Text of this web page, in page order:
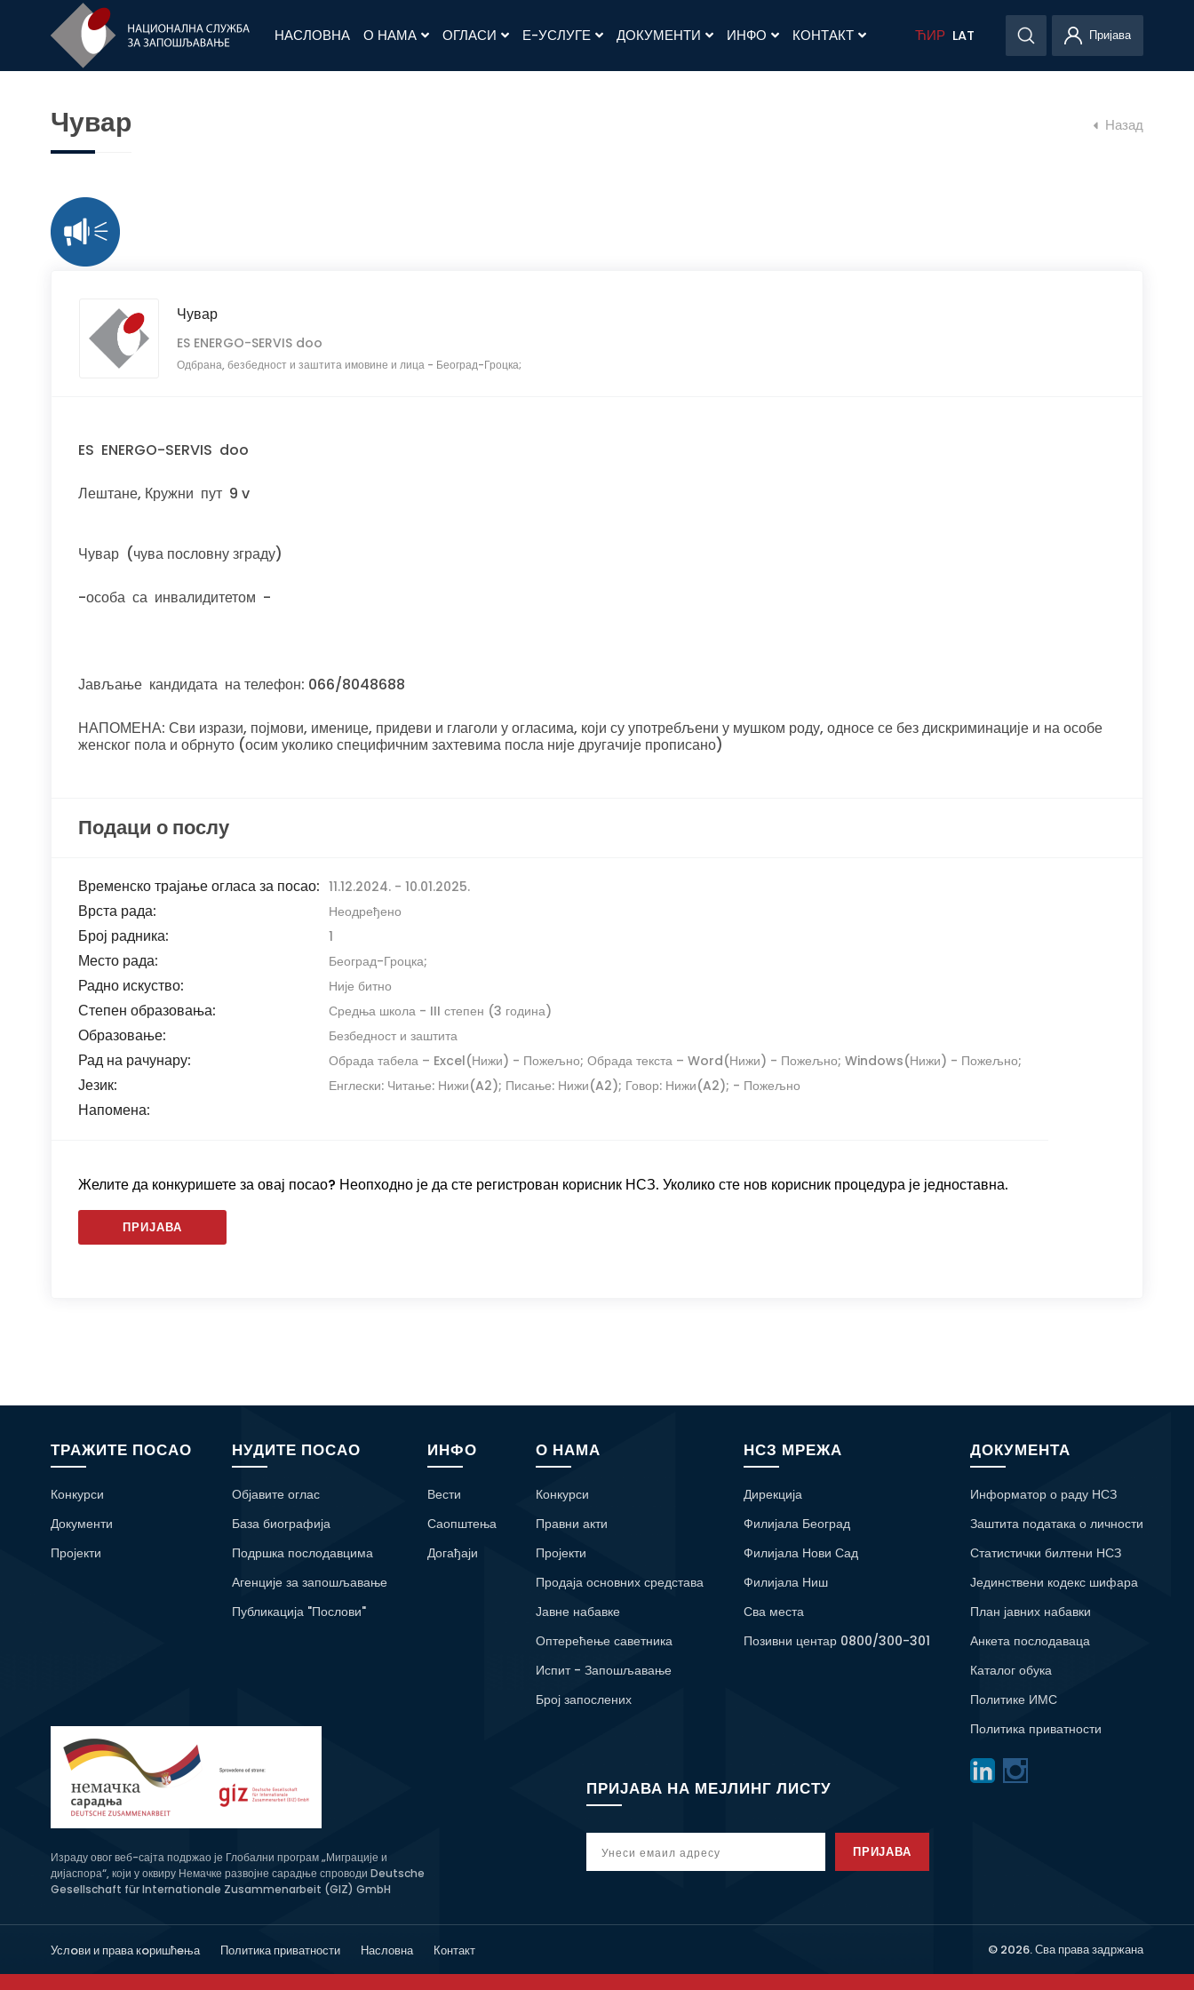
НАСЛОВНА О НАМА ОГЛАСИ Е-УСЛУГЕ ДОКУМЕНТИ ИНФО КОНТАКТ ЋИР LAT Пријава
Чувар Назад
Чувар
ES ENERGO-SERVIS doo
Одбрана, безбедност и заштита имовине и лица - Београд-Гроцка;
ES ENERGO-SERVIS doo
Лештане, Кружни пут 9 v
Чувар (чува пословну зграду)
-особа са инвалидитетом -
Јављање кандидата на телефон: 066/8048688
НАПОМЕНА: Сви изрази, појмови, именице, придеви и глаголи у огласима, који су употребљени у мушком роду, односе се без дискриминације и на особе
женског пола и обрнуто (осим уколико специфичним захтевима посла није другачије прописано)
Подаци о послу
Временско трајање огласа за посао: 11.12.2024. - 10.01.2025.
Врста рада: Неодређено
Број радника: 1
Место рада: Београд-Гроцка;
Радно искуство: Није битно
Степен образовања: Средња школа - III степен (3 година)
Образовање: Безбедност и заштита
Рад на рачунару: Обрада табела – Excel(Нижи) - Пожељно; Обрада текста – Word(Нижи) - Пожељно; Windows(Нижи) - Пожељно;
Језик: Енглески: Читање: Нижи(A2); Писање: Нижи(A2); Говор: Нижи(A2); - Пожељно
Напомена:
Желите да конкуришете за овај посао? Неопходно је да сте регистрован корисник НСЗ. Уколико сте нов корисник процедура је једноставна.
ПРИЈАВА
ТРАЖИТЕ ПОСАО
Конкурси
Документи
Пројекти
НУДИТЕ ПОСАО
Објавите оглас
База биографија
Подршка послодавцима
Агенције за запошљавање
Публикација "Послови"
ИНФО
Вести
Саопштења
Догађаји
О НАМА
Конкурси
Правни акти
Пројекти
Продаја основних средстава
Јавне набавке
Оптерећење саветника
Испит - Запошљавање
Број запослених
НСЗ МРЕЖА
Дирекција
Филијала Београд
Филијала Нови Сад
Филијала Ниш
Сва места
Позивни центар 0800/300-301
ДОКУМЕНТА
Информатор о раду НСЗ
Заштита података о личности
Статистички билтени НСЗ
Јединствени кодекс шифара
План јавних набавки
Анкета послодаваца
Каталог обука
Политике ИМС
Политика приватности
Израду овог веб-сајта подржао је Глобални програм „Миграције и
дијаспора“, који у оквиру Немачке развојне сарадње спроводи Deutsche
Gesellschaft für Internationale Zusammenarbeit (GIZ) GmbH
ПРИЈАВА НА МЕЈЛИНГ ЛИСТУ
ПРИЈАВА
Услoви и права кoришћeња Политика приватности Насловна Контакт © 2026. Сва права задржана